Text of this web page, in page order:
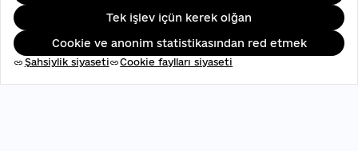
Tek işlev içün kerek olğan
Cookie ve anonim statistikasından red etmek
link Şahsiylik siyasetilinkCookie faylları siyaseti